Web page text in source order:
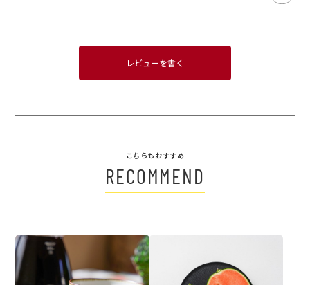
レビューを書く
こちらもおすすめ
RECOMMEND